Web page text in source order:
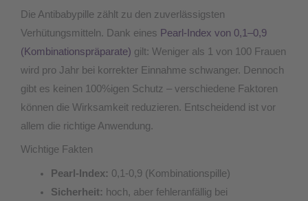
Die Antibabypille zählt zu den zuverlässigsten
Verhütungsmitteln. Dank eines Pearl-Index von 0,1–0,9
(Kombinationspräparate) gilt: Weniger als 1 von 100 Frauen
wird pro Jahr bei korrekter Einnahme schwanger. Dennoch
gibt es keinen 100%igen Schutz – verschiedene Faktoren
können die Wirksamkeit reduzieren. Entscheidend ist vor
allem die richtige Anwendung.
Wichtige Fakten
Pearl-Index: 0,1-0,9 (Kombinationspille)
Sicherheit: hoch, aber fehleranfällig bei